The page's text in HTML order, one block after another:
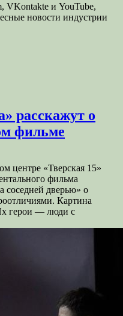
VKontakte и YouTube,
новости индустрии
расскажут о
фильме
центре «Тверская 15»
фильма
соседней дверью» о
Картина
герои — люди с